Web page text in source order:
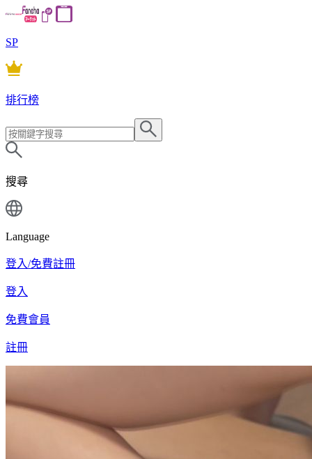
SP
排行榜
搜尋
Language
登入/免費註冊
登入
免費會員
註冊